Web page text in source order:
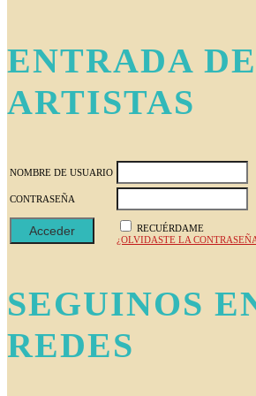
ENTRADA DE
ARTISTAS
NOMBRE DE USUARIO
CONTRASEÑA
RECUÉRDAME
¿OLVIDASTE LA
SEGUINOS
REDES